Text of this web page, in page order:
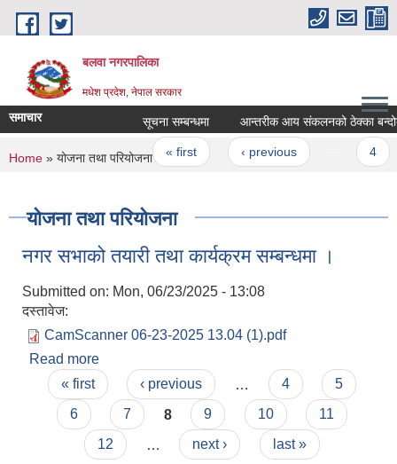
Skip to main content
बलवा नगरपालिका
मधेश प्रदेश, नेपाल सरकार
समाचार सूचना सम्बन्धमा आन्तरीक आय संकलनको ठेक्का
Pages
« first ‹ previous
You are here
Home » योजना तथा परियोजना
योजना तथा परियोजना
नगर सभाको तयारी तथा कार्यक्रम सम्बन्धमा ।
Submitted on: Mon, 06/23/2025 - 13:08
दस्तावेज:
CamScanner 06-23-2025 13.04 (1).pdf
Read more
Pages
« first ‹ previous 4
5
6
7 8 9 10
11
12
next › last »